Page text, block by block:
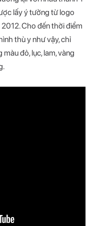
lấy ý tưởng từ logo
Cho đến thời điểm
thù y như vậy, chỉ
đỏ, lục, lam, vàng